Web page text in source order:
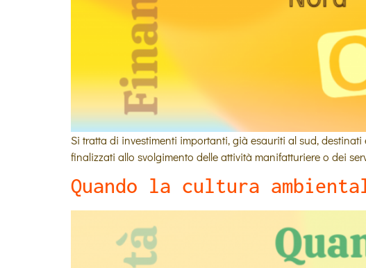
Si tratta di investimenti importanti, già esauriti al sud,
finalizzati allo svolgimento delle attività manifatturiere o dei
Quando la cultura